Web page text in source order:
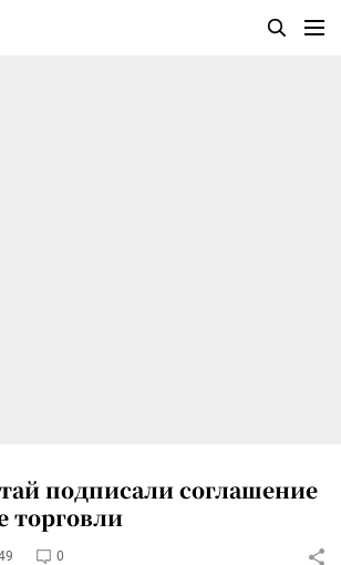
подписали соглашение
торговли
0